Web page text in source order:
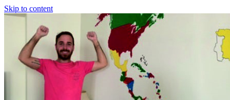
Skip to content